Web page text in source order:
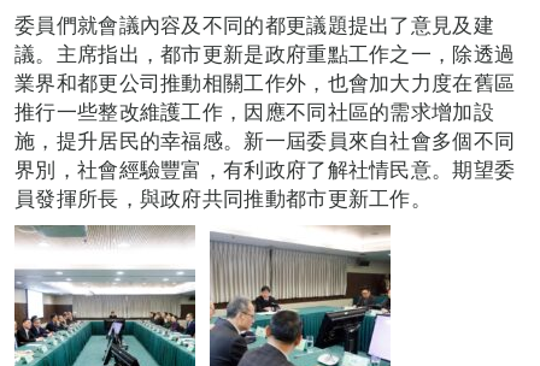
委員們就會議內容及不同的都更議題提出了意見及建
議。主席指出，都市更新是政府重點工作之一，除透過
業界和都更公司推動相關工作外，也會加大力度在舊區
推行一些整改維護工作，因應不同社區的需求增加設
施，提升居民的幸福感。新一屆委員來自社會多個不同
界別，社會經驗豐富，有利政府了解社情民意。期望委
員發揮所長，與政府共同推動都市更新工作。